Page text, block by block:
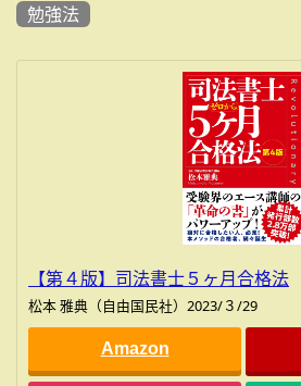
勉強法
【第４版】司法書士５ヶ月合格法
松本 雅典（自由国民社）2023/３/29
Amazon